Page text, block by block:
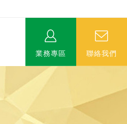
業務專區 聯絡我們